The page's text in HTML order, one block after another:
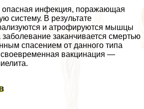
инфекция, поражающая
систему. В результате
и атрофируются мышцы
заболевание заканчивается cмepтью
спасением от данного типа
вакцинация —